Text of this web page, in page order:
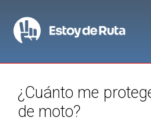
¿Cuánto me
de moto?